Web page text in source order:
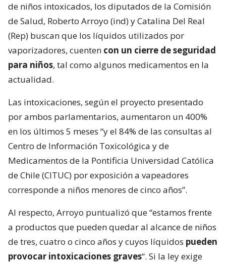
de niños intoxicados, los diputados de la Comisión
de Salud, Roberto Arroyo (ind) y Catalina Del Real
(Rep) buscan que los líquidos utilizados por
vaporizadores, cuenten con un cierre de seguridad
para niños, tal como algunos medicamentos en la
actualidad.
Las intoxicaciones, según el proyecto presentado
por ambos parlamentarios, aumentaron un 400%
en los últimos 5 meses “y el 84% de las consultas al
Centro de Información Toxicológica y de
Medicamentos de la Pontificia Universidad Católica
de Chile (CITUC) por exposición a vapeadores
corresponde a niños menores de cinco años”.
Al respecto, Arroyo puntualizó que “estamos frente
a productos que pueden quedar al alcance de niños
de tres, cuatro o cinco años y cuyos líquidos pueden
provocar intoxicaciones graves“. Si la ley exige